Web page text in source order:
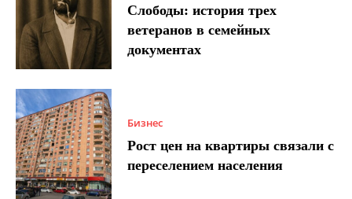
Слободы: история трех
ветеранов в семейных
документах
Бизнес
Рост цен на квартиры связали с
переселением населения